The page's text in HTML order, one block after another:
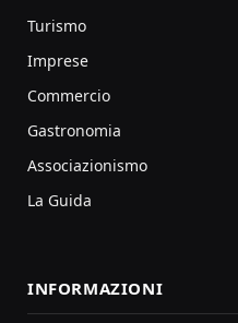
Turismo
Imprese
Commercio
Gastronomia
Associazionismo
La Guida
INFORMAZIONI